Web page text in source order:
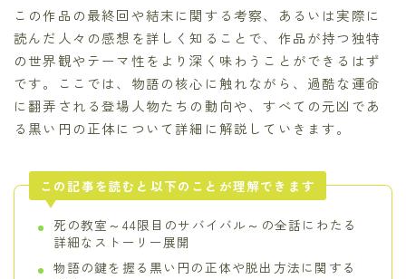
この作品の最終回や結末に関する考察、あるいは実際に
読んだ人々の感想を詳しく知ることで、作品が持つ独特
の世界観やテーマ性をより深く味わうことができるはず
です。ここでは、物語の核心に触れながら、過酷な運命
に翻弄される登場人物たちの動向や、すべての元凶であ
る黒い円の正体について詳細に解説していきます。
この記事を読むと以下のことが理解できます
死の教室～44限目のサバイバル～の全話にわたる
詳細なストーリー展開
物語の鍵を握る黒い円の正体や脱出方法に関する